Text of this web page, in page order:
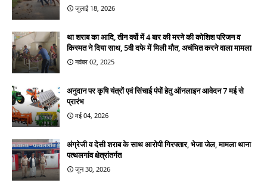
जुलाई 18, 2026
था शराब का आदि, तीन वर्षो में 4 बार की मरने की कोशिश परिजन व
किस्मत ने दिया साथ, 5वी दफे में मिली मौत, अचंभित करने वाला मामला
नवंबर 02, 2025
अनुदान पर कृषि यंत्रों एवं सिंचाई पंपों हेतु ऑनलाइन आवेदन 7 मई से
प्रारंभ
मई 04, 2026
अंग्रेजी व देसी शराब के साथ आरोपी गिरफ्तार, भेजा जेल, मामला थाना
पत्थलगांव क्षेत्रांतर्गत
जून 30, 2026